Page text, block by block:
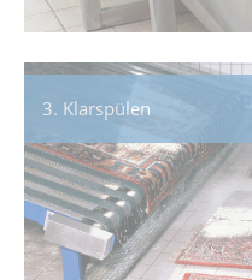
3. Klarspülen